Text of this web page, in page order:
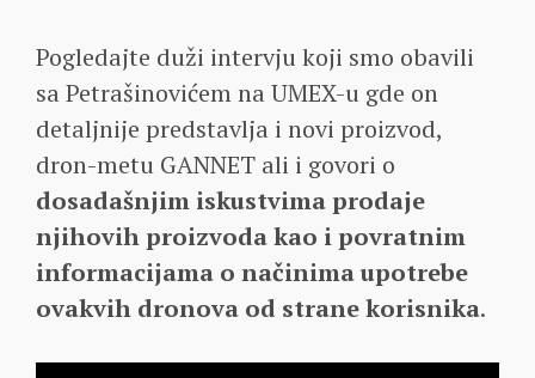
Pogledajte duži intervju koji smo obavili
sa Petrašinovićem na UMEX-u gde on
detaljnije predstavlja i novi proizvod,
dron-metu GANNET ali i govori o
dosadašnjim iskustvima prodaje
njihovih proizvoda kao i povratnim
informacijama o načinima upotrebe
ovakvih dronova od strane korisnika.